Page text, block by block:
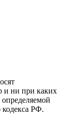
и ни при каких
РФ.